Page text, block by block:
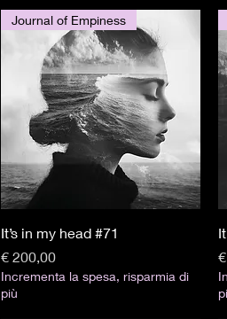
Visualização rápida
Journal of Empiness
It’s in my head #71
Preço
€ 200,00
Incrementa la spesa, risparmia di
più